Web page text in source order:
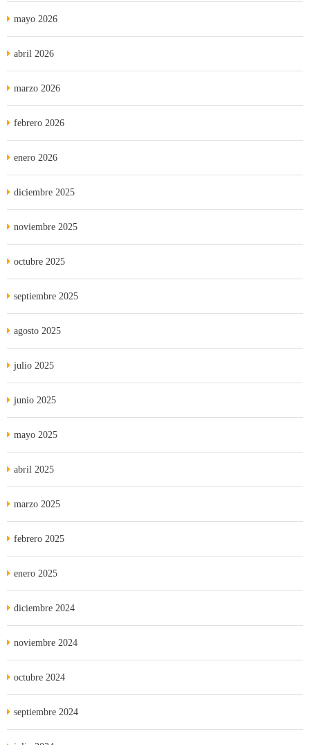
mayo 2026
abril 2026
marzo 2026
febrero 2026
enero 2026
diciembre 2025
noviembre 2025
octubre 2025
septiembre 2025
agosto 2025
julio 2025
junio 2025
mayo 2025
abril 2025
marzo 2025
febrero 2025
enero 2025
diciembre 2024
noviembre 2024
octubre 2024
septiembre 2024